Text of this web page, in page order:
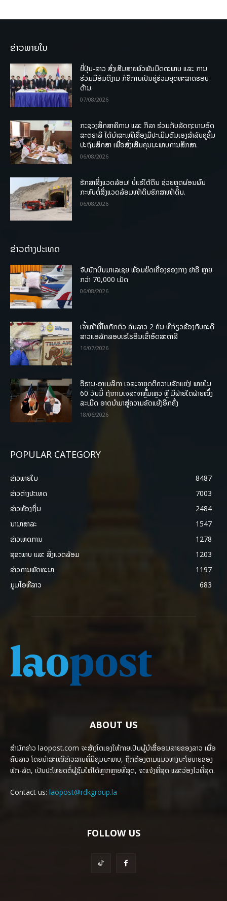
ຂ່າວພາຍໃນ
ຍີ່ປຸ່ນ-ລາວ ສົ່ງເສີມສາຍພົວພັນມິດຕະພາບ ແລະ ການ
ຮ່ວມມືອັນດີງາມ ກໍຄືການເປັນຄູ່ຮ່ວມຍຸດທະສາດຮອບ
ດ້ານ.
07/08/2026
ກະຊວງສຶກສາທິການ ແລະ ກິລາ ຮ່ວມກັບລັດຖະບານອົດ
ສະຕຣາລີ ໄດ້ນຳສະເໜີເຄື່ອງມືປະເມີນຕົນເອງສຳລັບຄູຊັ້ນ
ປະຖົມສຶກສາ ເພື່ອສົ່ງເສີມຄຸນນະພາບການສຶກສາ.
06/08/2026
ຮັກສາສິ່ງແວດລ້ອມ! ບໍ່ແຮ່ໃຕ້ດິນ ຊ່ວຍຫຼຸດຜ່ອນຜົນ
ກະທົບຕໍ່ສິ່ງແວດລ້ອມໜ້າດິນຮັກສາໜ້າດິນ.
06/08/2026
ຂ່າວຕ່າງປະເທດ
ຈັບນັກບິນມາເລເຊຍ ພ້ອມຍຶດເຄື່ອງຂອງກາງ ຢາອີ ຫຼາຍ
ກວ່າ 70,000 ເມັດ
06/08/2026
ເຈົ້າໜ້າທີ່ໄທກັກຕົວ ຄົນລາວ 2 ຄົນ ທີ່ກ່ຽວຂ້ອງກັບຄະດີ
ສາວແອລັກລອບເຮໂຣອີນເຂົ້າອົດສະຕາລີ
16/07/2026
ອີຣານ-ອາເມລິກາ ເຈລະຈາຍຸດຕິຄວາມຂັດແຍ່ງ! ພາຍໃນ
60 ວັນນີ້ ຖ້າການເຈລະຈາຫຼົ້ມເຫຼວ ຫຼື ມີຝ່າຍໃດຝ່າຍໜຶ່ງ
ລະເມີດ ອາດນໍາມາສູ່ຄວາມຂັດແຍ້ງອີກຄັ້ງ
18/06/2026
POPULAR CATEGORY
ຂ່າວພາຍ​ໃນ
8487
ຂ່າວຕ່າງປະເທດ
7003
ຂ່າວທ້ອງຖິ່ນ
2484
ນານາສາລະ
1547
ຂ່າວເຫດການ
1278
ສຸຂະພາບ ແລະ ສີ່ງແວດລ້ອມ
1203
ຂ່າວການພັດທະນາ
1197
ມູມໄອທີລາວ
683
ABOUT US
ສຳນັກຂ່າວ laopost.com ຈະສ້າງໂຕເອງໃຫ້ກາຍເປັນຜູ້ນຳສື່ອອນລາຍຂອງລາວ ເພື່ອ
ຄົນລາວ ໂດຍນຳສະເໜີຂ່າວສານທີ່ມີຄຸນນະພາບ, ຖືກຕ້ອງຕາມແນວທາງນະໂຍບາຍຂອງ
ພັກ-ລັດ, ເປັນປະໂຫຍດຕໍ່ຜູ້ຊົມໃຫ້ໄດ້ຫຼາກຫຼາຍທີ່ສຸດ, ຈະແຈ້ງທີ່ສຸດ ແລະວ່ອງໄວທີ່ສຸດ.
Contact us: laopost@rdkgroup.la
FOLLOW US